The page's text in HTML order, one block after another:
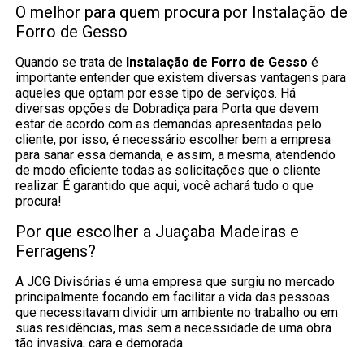
O melhor para quem procura por Instalação de
Forro de Gesso
Quando se trata de Instalação de Forro de Gesso é
importante entender que existem diversas vantagens para
aqueles que optam por esse tipo de serviços. Há
diversas opções de Dobradiça para Porta que devem
estar de acordo com as demandas apresentadas pelo
cliente, por isso, é necessário escolher bem a empresa
para sanar essa demanda, e assim, a mesma, atendendo
de modo eficiente todas as solicitações que o cliente
realizar. É garantido que aqui, você achará tudo o que
procura!
Por que escolher a Juaçaba Madeiras e
Ferragens?
A JCG Divisórias é uma empresa que surgiu no mercado
principalmente focando em facilitar a vida das pessoas
que necessitavam dividir um ambiente no trabalho ou em
suas residências, mas sem a necessidade de uma obra
tão invasiva, cara e demorada.